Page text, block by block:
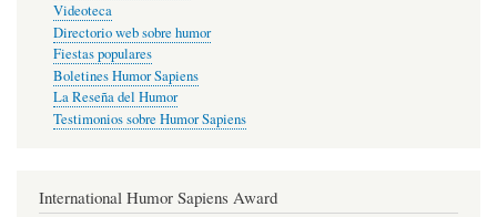
Videoteca
Directorio web sobre humor
Fiestas populares
Boletines Humor Sapiens
La Reseña del Humor
Testimonios sobre Humor Sapiens
International Humor Sapiens Award